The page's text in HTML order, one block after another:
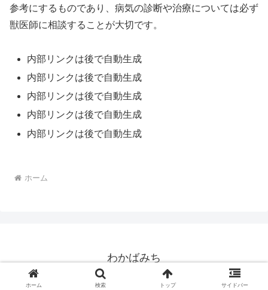
参考にするものであり、病気の診断や治療については必ず
獣医師に相談することが大切です。
内部リンクは後で自動生成
内部リンクは後で自動生成
内部リンクは後で自動生成
内部リンクは後で自動生成
内部リンクは後で自動生成
ホーム
わかばみち
© 2025 わかばみち.
ホーム 検索 トップ サイドバー